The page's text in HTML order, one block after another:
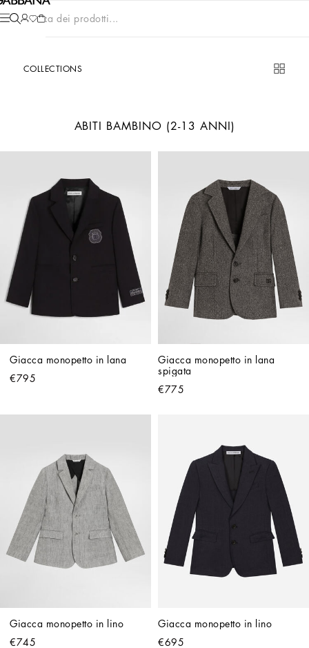
Cerca dei prodotti...
COLLECTIONS
ABITI BAMBINO (2-13 ANNI)
Giacca monopetto in lana
€795
Giacca monopetto in lana
spigata
€775
Giacca monopetto in lino
€745
Giacca monopetto in lino
€695